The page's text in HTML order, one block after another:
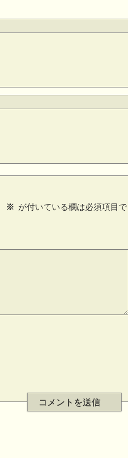
※ が付いている欄は必須項目で